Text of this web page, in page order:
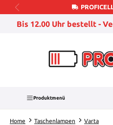
Zum Hauptinhalt springen
Bis 12.00 Uhr bestellt -
Produktmenü
Home Taschenlampen Varta